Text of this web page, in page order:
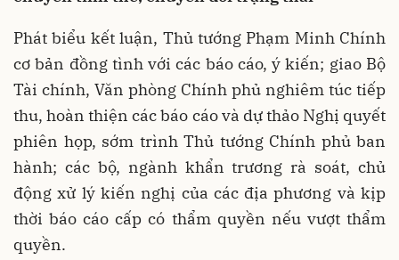
Phát biểu kết luận, Thủ tướng Phạm Minh Chính
cơ bản đồng tình với các báo cáo, ý kiến; giao Bộ
Tài chính, Văn phòng Chính phủ nghiêm túc tiếp
thu, hoàn thiện các báo cáo và dự thảo Nghị quyết
phiên họp, sớm trình Thủ tướng Chính phủ ban
hành; các bộ, ngành khẩn trương rà soát, chủ
động xử lý kiến nghị của các địa phương và kịp
thời báo cáo cấp có thẩm quyền nếu vượt thẩm
quyền.